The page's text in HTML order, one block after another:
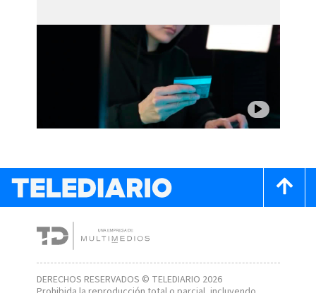
DERECHOS RESERVADOS © TELEDIARIO 2026